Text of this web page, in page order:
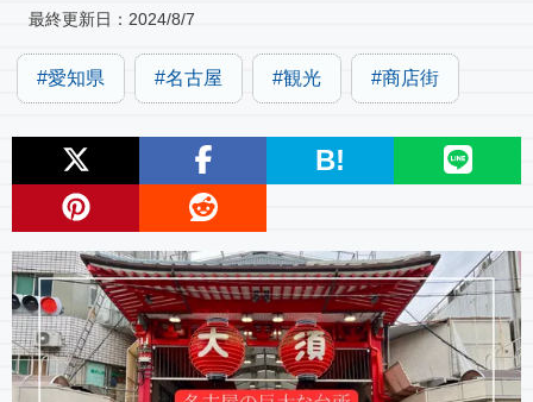
最終更新日： 2024/8/7
愛知県 名古屋 観光 商店街
B!